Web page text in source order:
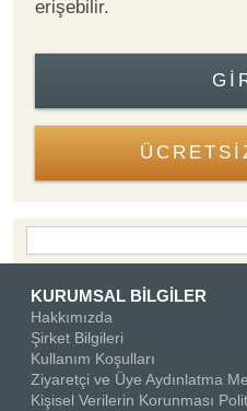
erişebilir.
KURUMSAL BİLGİLER
Hakkımızda
Şirket Bilgileri
Kullanım Koşulları
Ziyaretçi ve Üye Aydınlatma
Kişisel Verilerin Korunması